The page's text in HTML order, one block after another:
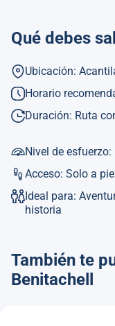
Qué debes
Ubicación:
Horario
Duración: Ruta
Nivel de
Acceso: Solo a pie
Ideal para:
historia
También te
Benitachell